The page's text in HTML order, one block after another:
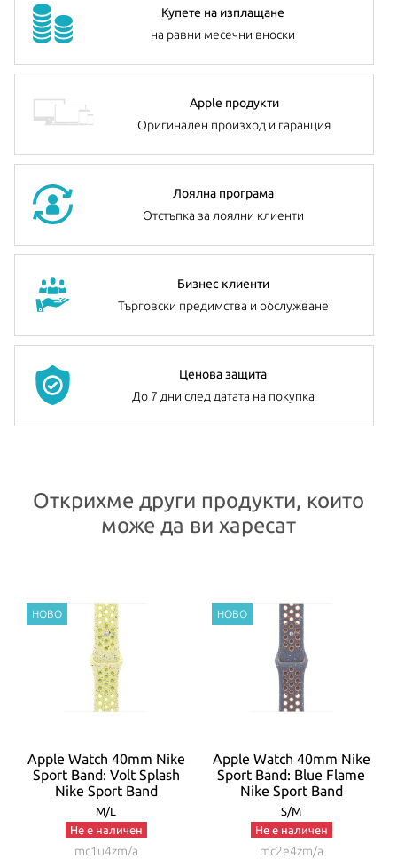
Купете на изплащане
на равни месечни вноски
Apple продукти
Оригинален произход и гаранция
Лоялна програма
Отстъпка за лоялни клиенти
Бизнес клиенти
Търговски предимства и обслужване
Ценова защита
До 7 дни след датата на покупка
Открихме други продукти, които
може да ви харесат
Apple Watch 40mm Nike
Sport Band: Volt Splash
Nike Sport Band
M/L
Не е наличен
mc1u4zm/a
Apple Watch 40mm Nike
Sport Band: Blue Flame
Nike Sport Band
S/M
Не е наличен
mc2e4zm/a